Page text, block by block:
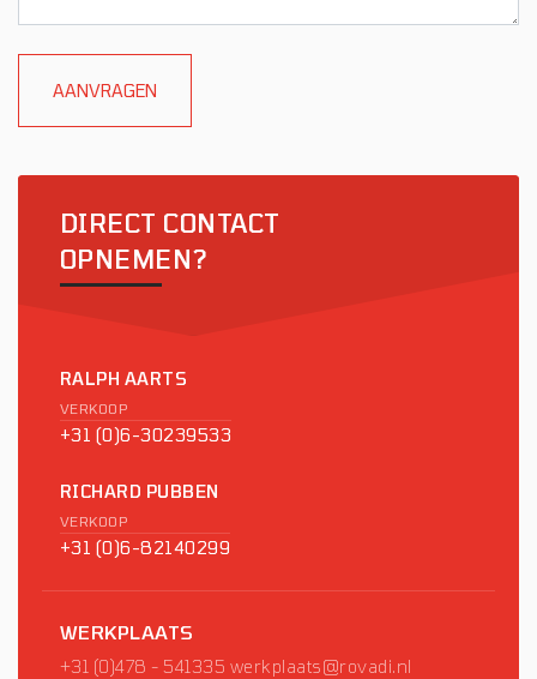
DIRECT CONTACT
OPNEMEN?
RALPH AARTS
VERKOOP
+31 (0)6-30239533
RICHARD PUBBEN
VERKOOP
+31 (0)6-82140299
WERKPLAATS
+31 (0)478 - 541335 werkplaats@rovadi.nl